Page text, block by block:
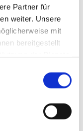
Partner für
weiter. Unsere
mit
bereitgestellt
auch